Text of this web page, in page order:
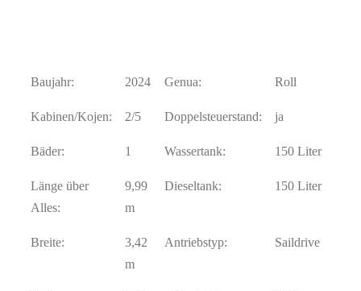
Baujahr: 2024 Genua: Roll
Kabinen/Kojen: 2/5 Doppelsteuerstand: ja
Bäder: 1 Wassertank: 150 Liter
Länge über
Alles:
9,99
m
Dieseltank: 150 Liter
Breite:
3,42
m
Antriebstyp: Saildrive